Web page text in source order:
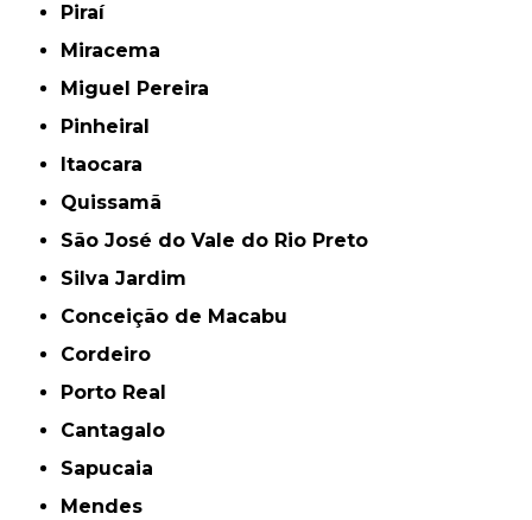
Piraí
Miracema
Miguel Pereira
Pinheiral
Itaocara
Quissamã
São José do Vale do Rio Preto
Silva Jardim
Conceição de Macabu
Cordeiro
Porto Real
Cantagalo
Sapucaia
Mendes